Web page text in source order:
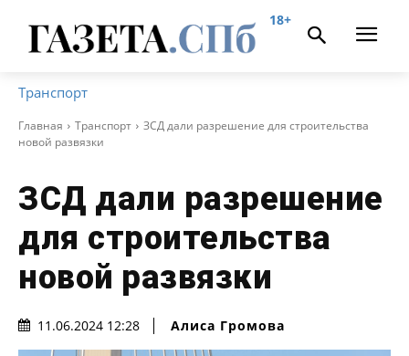
18+
Транспорт
Главная Транспорт
ЗСД дали разрешение для строительства
новой развязки
ЗСД дали разрешение
для строительства
новой развязки
11.06.2024 12:28 Алиса Громова